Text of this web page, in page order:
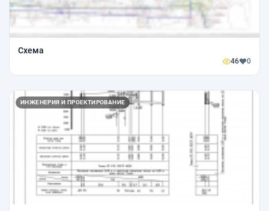
Схема
46 0
ИНЖЕНЕРИЯ И ПРОЕКТИРОВАНИЕ